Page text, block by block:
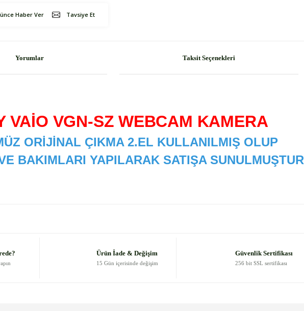
Haber Ver Tavsiye Et
Yorumlar Taksit Seçenekleri
VAİO VGN-SZ WEBCAM KAMERA
ORİJİNAL ÇIKMA 2.EL KULLANILMIŞ OLUP
BAKIMLARI YAPILARAK SATIŞA SUNULMUŞTUR
Ürün İade & Değişim
15 Gün içerisinde değişim
Güvenlik Sertifikası
256 bit SSL sertifikası